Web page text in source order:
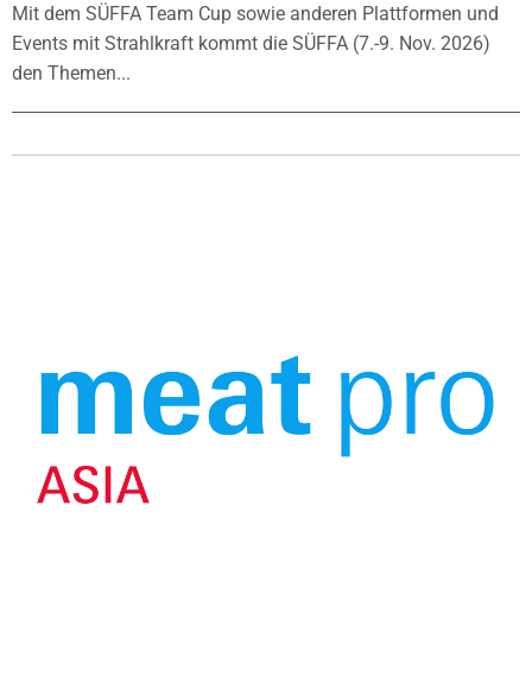
Mit dem SÜFFA Team Cup sowie anderen Plattformen und
Events mit Strahlkraft kommt die SÜFFA (7.-9. Nov. 2026)
den Themen...